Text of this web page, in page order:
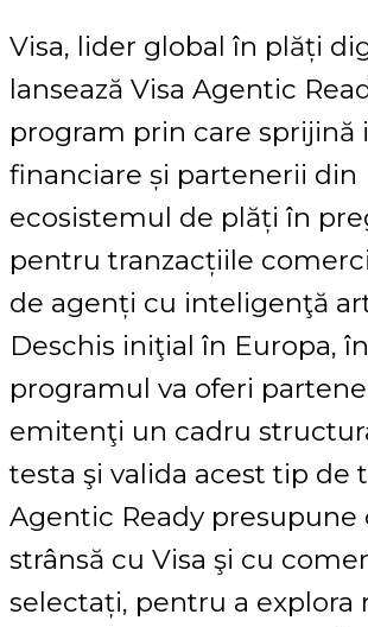
Visa, lider global în plăți
lansează Visa Agentic
program prin care
financiare și partenerii din
ecosistemul de plăți în
pentru tranzacțiile
de agenți cu inteligenţă
Deschis iniţial în Europa,
programul va oferi
emitenţi un cadru
testa şi valida acest tip de
Agentic Ready presupune
strânsă cu Visa şi cu
selectați, pentru a explora